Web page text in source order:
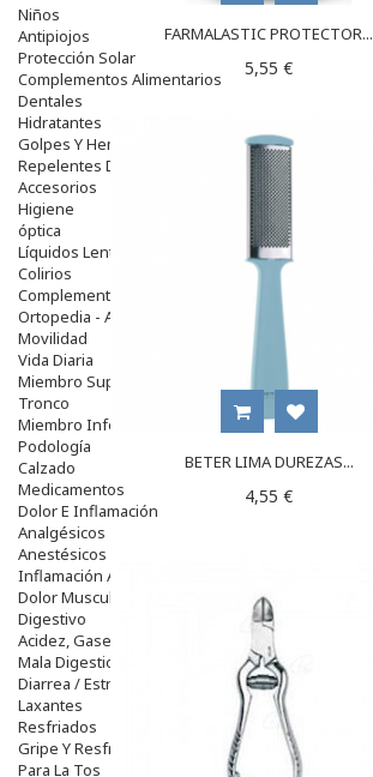
Niños
Antipiojos
Protección Solar
Complementos Alimentarios
Dentales
Hidratantes
Golpes Y Hematomas
Repelentes De Mosquitos
Accesorios
Higiene
óptica
Líquidos Lentillas
Colirios
Complementos Alimentarios.
Ortopedia - Accesorios
Movilidad
Vida Diaria
Miembro Superior
Tronco
Miembro Inferior
Podología
Calzado
Medicamentos
Dolor E Inflamación
Analgésicos
Anestésicos
Inflamación Articulaciones
Dolor Muscular / Articular
Digestivo
Acidez, Gases Y Ardores
Mala Digestion
Diarrea / Estreñimiento / Vómitos
Laxantes
Resfriados
Gripe Y Resfriados
Para La Tos
FARMALASTIC PROTECTOR...
5,55 €
BETER LIMA DUREZAS...
4,55 €